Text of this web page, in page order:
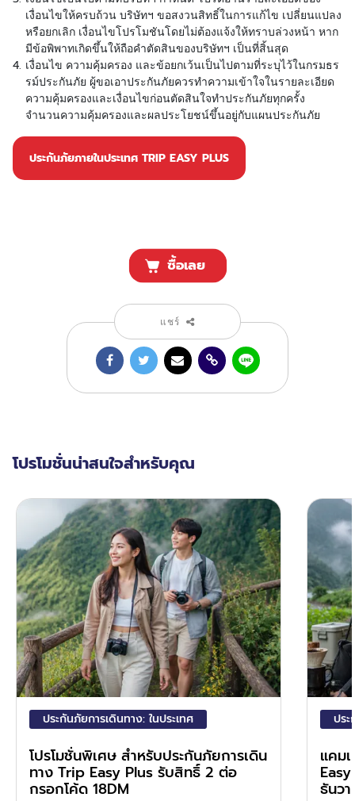
เงื่อนไขให้ครบถ้วน บริษัทฯ ขอสงวนสิทธิ์ในการแก้ไข เปลี่ยนแปลง
หรือยกเลิก เงื่อนไขโปรโมชันโดยไม่ต้องแจ้งให้ทราบล่วงหน้า หาก
มีข้อพิพาทเกิดขึ้นให้ถือคำตัดสินของบริษัทฯ เป็นที่สิ้นสุด
เงื่อนไข ความคุ้มครอง และข้อยกเว้นเป็นไปตามที่ระบุไว้ในกรมธร
รม์ประกันภัย ผู้ขอเอาประกันภัยควรทำความเข้าใจในรายละเอียด
ความคุ้มครองและเงื่อนไขก่อนตัดสินใจทำประกันภัยทุกครั้ง
จำนวนความคุ้มครองและผลประโยชน์ขึ้นอยู่กับแผนประกันภัย
ประกันภัยภายในประเทศ TRIP EASY PLUS
ซื้อเลย
แชร์
โปรโมชั่นน่าสนใจสำหรับคุณ
ประกันภัยการเดินทาง: ในประเทศ
โปรโมชั่นพิเศษ สำหรับประกันภัยการเดิน
ทาง Trip Easy Plus รับสิทธิ์ 2 ต่อ
กรอกโค้ด 18DM
ประ
แคม
ธันว